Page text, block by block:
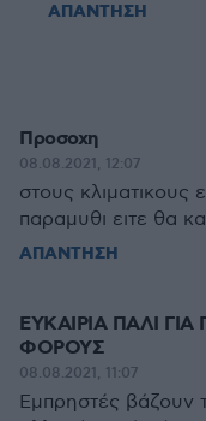
ΑΠΑΝΤΗΣΗ
Προσοχη
08.08.2021, 12:07
στους κλιματικους
παραμυθι ειτε θα
ΑΠΑΝΤΗΣΗ
ΕΥΚΑΙΡΙΑ ΠΑΛΙ
ΦΟΡΟΥΣ
08.08.2021, 11:07
Εμπρηστές βάζουν